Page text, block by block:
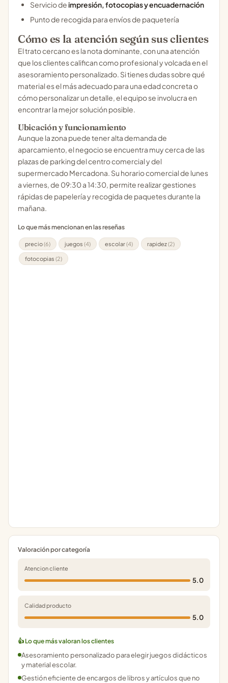
Servicio de impresión, fotocopias y encuadernación
Punto de recogida para envíos de paquetería
Cómo es la atención según sus clientes
El trato cercano es la nota dominante, con una atención
que los clientes califican como profesional y volcada en el
asesoramiento personalizado. Si tienes dudas sobre qué
material es el más adecuado para una edad concreta o
cómo personalizar un detalle, el equipo se involucra en
encontrar la mejor solución posible.
Ubicación y funcionamiento
Aunque la zona puede tener alta demanda de
aparcamiento, el negocio se encuentra muy cerca de las
plazas de parking del centro comercial y del
supermercado Mercadona. Su horario comercial de lunes
a viernes, de 09:30 a 14:30, permite realizar gestiones
rápidas de papelería y recogida de paquetes durante la
mañana.
Lo que más mencionan en las reseñas
precio(6) juegos (4) escolar(4) rapidez(2)
fotocopias (2)
Valoración por categoría
Atencion cliente
5.0
Calidad producto
5.0
👍 Lo que más valoran los clientes
Asesoramiento personalizado para elegir juegos didácticos
y material escolar.
Gestión eficiente de encargos de libros y artículos que no